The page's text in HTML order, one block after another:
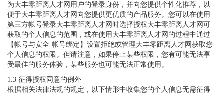
为大丰零距离人才网用户的登录身份，并向您提供个性化推荐，以
便于大丰零距离人才网向您提供更优质的产品服务。您可以在使用
第三方帐号登录大丰零距离人才网时选择授权大丰零距离人才网可
获取的个人信息的范围，或在使用大丰零距离人才网的过程中通过
【帐号与安全-帐号绑定】设置拒绝或管理大丰零距离人才网获取您
个人信息的权限。但请注意，如果停止某些权限，您有可能无法享
受最佳的服务体验，某些服务也可能无法正常使用。
1.3 征得授权同意的例外
根据相关法律法规的规定，以下情形中收集您的个人信息无需征得